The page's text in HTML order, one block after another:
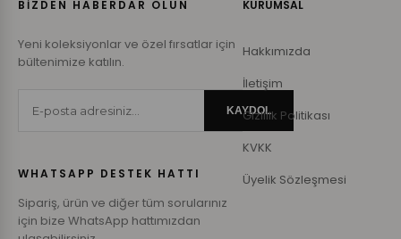
BİZDEN HABERDAR OLUN
Yeni koleksiyonlar ve özel fırsatlar için
bültenimize katılın.
KAYDOL
WHATSAPP DESTEK HATTI
Sipariş, ürün ve diğer tüm sorularınız
için bize WhatsApp hattımızdan
KURUMSAL
Hakkımızda
İletişim
Gizlilik Politikası
KVKK
Üyelik Sözleşmesi